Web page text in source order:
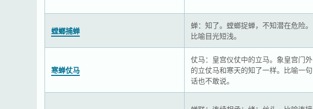
螳螂捕蝉
蝉：知了。螳螂捉蝉，不知潜在危险。
比喻目光短浅。
寒蝉仗马
仗马：皇宫仪仗中的立马。象皇宫门外
的立仗马和寒天的知了一样。比喻一句
话也不敢说。